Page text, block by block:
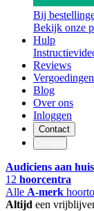
Bij
Bekijk onze
Hulp
Reviews
Vergoedingen
Blog
Over ons
Inloggen
Contact
Audiciens aan huis
12 hoorcentra
Alle A-merk
Altijd een